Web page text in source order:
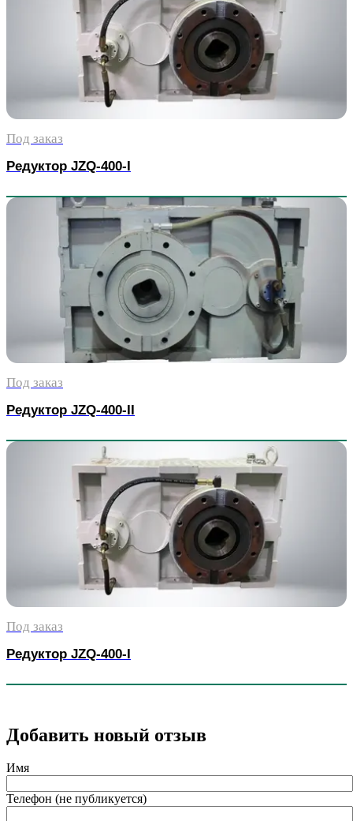
Под заказ
Редуктор JZQ-400-I
Под заказ
Редуктор JZQ-400-II
Под заказ
Редуктор JZQ-400-I
Добавить новый отзыв
Имя
Телефон (не публикуется)